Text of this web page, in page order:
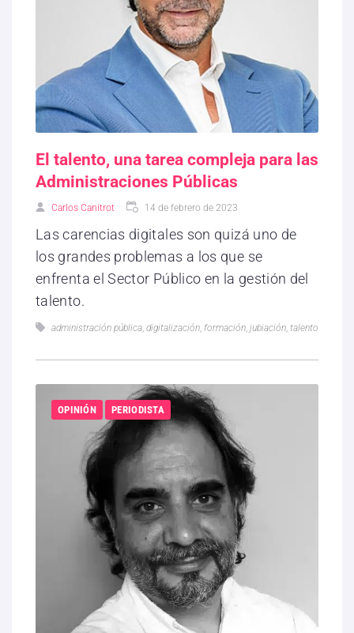
El talento, una tarea compleja para las
Administraciones Públicas
Carlos Canitrot 14 de febrero de 2023
Las carencias digitales son quizá uno de
los grandes problemas a los que se
enfrenta el Sector Público en la gestión del
talento.
administración pública digitalización formación jubiación talento
OPINIÓN PERIODISTA